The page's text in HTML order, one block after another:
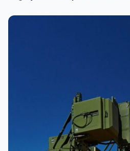
Kullanıcı Adı veya E-posta